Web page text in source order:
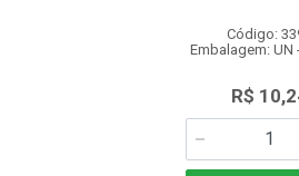
Código:
Embalagem: UN
R$